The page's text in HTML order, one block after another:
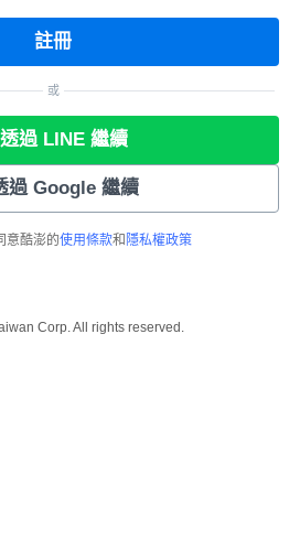
註冊
或
透過 LINE 繼續
過 Google 繼續
意酷澎的使用條款和 隱私權政策
Corp. All rights reserved.